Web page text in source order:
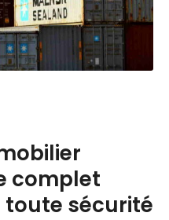
complet
toute sécurité